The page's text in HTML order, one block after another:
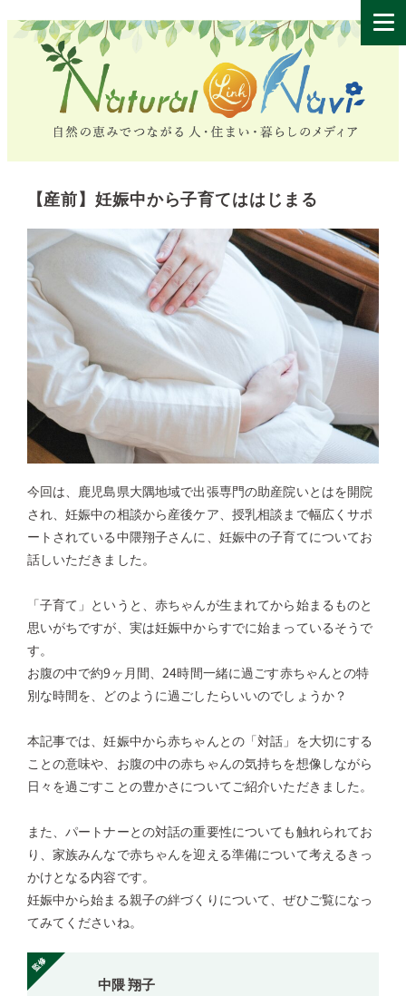
【産前】妊娠中から子育てははじまる
今回は、鹿児島県大隅地域で出張専門の助産院いとはを開院
され、妊娠中の相談から産後ケア、授乳相談まで幅広くサポ
ートされている中隈翔子さんに、妊娠中の子育てについてお
話しいただきました。
「子育て」というと、赤ちゃんが生まれてから始まるものと
思いがちですが、実は妊娠中からすでに始まっているそうで
す。
お腹の中で約9ヶ月間、24時間一緒に過ごす赤ちゃんとの特
別な時間を、どのように過ごしたらいいのでしょうか？
本記事では、妊娠中から赤ちゃんとの「対話」を大切にする
ことの意味や、お腹の中の赤ちゃんの気持ちを想像しながら
日々を過ごすことの豊かさについてご紹介いただきました。
また、パートナーとの対話の重要性についても触れられてお
り、家族みんなで赤ちゃんを迎える準備について考えるきっ
かけとなる内容です。
妊娠中から始まる親子の絆づくりについて、ぜひご覧になっ
てみてくださいね。
中隈 翔子